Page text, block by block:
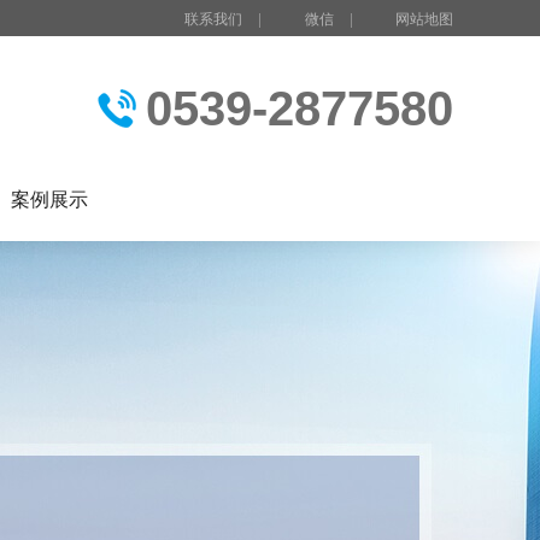
联系我们 | 微信 | 网站地图
0539-2877580
案例展示